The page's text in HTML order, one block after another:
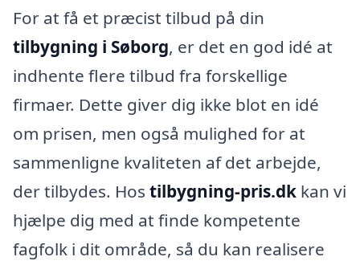
For at få et præcist tilbud på din
tilbygning i Søborg, er det en god idé at
indhente flere tilbud fra forskellige
firmaer. Dette giver dig ikke blot en idé
om prisen, men også mulighed for at
sammenligne kvaliteten af det arbejde,
der tilbydes. Hos tilbygning-pris.dk kan vi
hjælpe dig med at finde kompetente
fagfolk i dit område, så du kan realisere